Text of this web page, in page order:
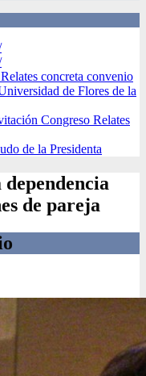
Relates concreta convenio
de Flores de la
Congreso Relates
de la Presidenta
de pareja